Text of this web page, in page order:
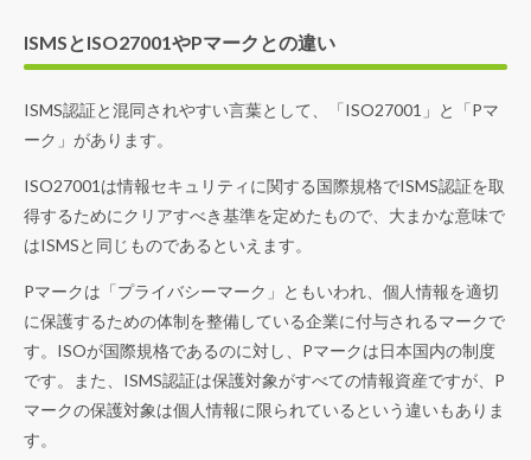
ISMSとISO27001やPマークとの違い
ISMS認証と混同されやすい言葉として、「ISO27001」と「Pマ
ーク」があります。
ISO27001は情報セキュリティに関する国際規格でISMS認証を取
得するためにクリアすべき基準を定めたもので、大まかな意味で
はISMSと同じものであるといえます。
Pマークは「プライバシーマーク」ともいわれ、個人情報を適切
に保護するための体制を整備している企業に付与されるマークで
す。ISOが国際規格であるのに対し、Pマークは日本国内の制度
です。また、ISMS認証は保護対象がすべての情報資産ですが、P
マークの保護対象は個人情報に限られているという違いもありま
す。